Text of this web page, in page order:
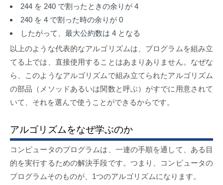
244 を 240 で割ったときの余りが 4
240 を 4 で割った時の余りが 0
したがって、最大公約数は 4 となる
以上のような代表的なアルゴリズムは、プログラムを組み立
てる上では、直接使用することはあまりありません。なぜな
ら、このようなアルゴリズムで組み立てられたアルゴリズム
の部品（メソッドあるいは関数と呼ぶ）がすでに用意されて
いて、それを選んで使うことができるからです。
アルゴリズムをなぜ学ぶのか
コンピュータのプログラムは、一連の手順を通して、ある目
的を実行するための解決手段です。つまり、コンピュータの
プログラムそのものが、1つのアルゴリズムになります。